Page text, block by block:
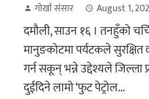
गोर्खा संसार August 1,
दमौली, साउन १६ । तनहुँको
मानुङकोटमा पर्यटकले
गर्न सकून् भन्ने उद्देश्यले जिल्ला
दुईदिने लामो ‘फुट पेट्रोल...